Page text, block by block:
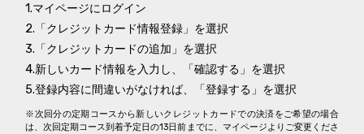
1.マイページにログイン
2.「クレジットカード情報登録」を選択
3.「クレジットカードの追加」を選択
4.新しいカード情報を入力し、「確認する」を選択
5.登録内容に間違いがなければ、「登録する」を選択
※次回分の定期コースから新しいクレジットカードでの決済をご希望の場合
は、次回定期コース到着予定日の13日前までに、マイページよりご変更くださ